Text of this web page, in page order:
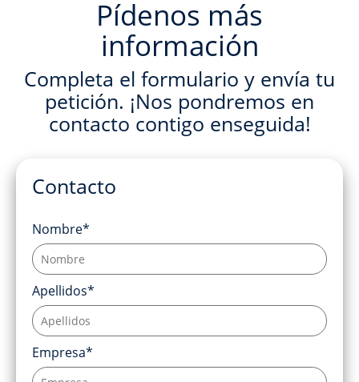
Pídenos más
información
Completa el formulario y envía tu
petición. ¡Nos pondremos en
contacto contigo enseguida!
Contacto
Nombre*
Apellidos*
Empresa*